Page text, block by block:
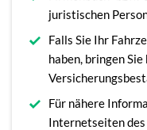
juristischen
Falls Sie Ihr
haben, bringen
Für nähere
Internetseiten